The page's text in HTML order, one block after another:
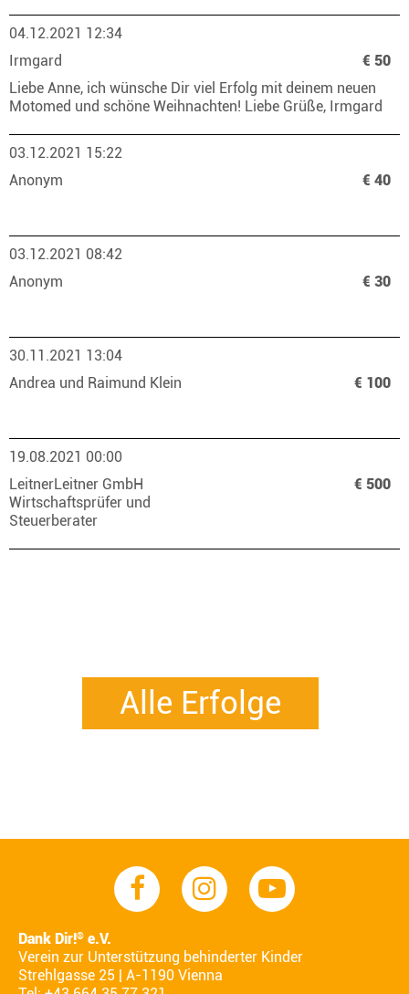
04.12.2021 12:34
Irmgard
€ 50
Liebe Anne, ich wünsche Dir viel Erfolg mit deinem neuen
Motomed und schöne Weihnachten! Liebe Grüße, Irmgard
03.12.2021 15:22
Anonym
€ 40
03.12.2021 08:42
Anonym
€ 30
30.11.2021 13:04
Andrea und Raimund Klein
€ 100
19.08.2021 00:00
LeitnerLeitner GmbH
Wirtschaftsprüfer und
Steuerberater
€ 500
Alle Erfolge
Dank Dir!® e.V.
Verein zur Unterstützung behinderter Kinder
Strehlgasse 25 | A-1190 Vienna